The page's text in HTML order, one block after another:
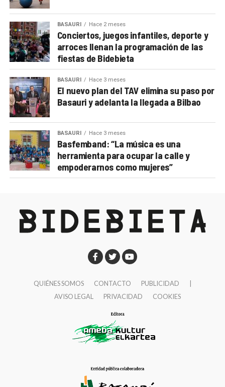
BASAURI Hace 2 meses
Conciertos, juegos infantiles, deporte y
arroces llenan la programación de las
fiestas de Bidebieta
BASAURI Hace 3 meses
El nuevo plan del TAV elimina su paso por
Basauri y adelanta la llegada a Bilbao
BASAURI Hace 3 meses
Basfemband: “La música es una
herramienta para ocupar la calle y
empoderarnos como mujeres”
QUIÉNES SOMOS CONTACTO PUBLICIDAD
AVISO LEGAL
PRIVACIDAD COOKIES